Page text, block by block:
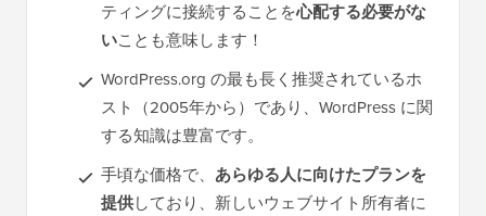
ティングに接続することを心配する必要がな
いことも意味します！
WordPress.org の最も長く推奨されているホ
スト（2005年から）であり、WordPress に関
する知識は豊富です。
手頃な価格で、 あらゆる人に向けたプランを
提供しており、新しいウェブサイト所有者に